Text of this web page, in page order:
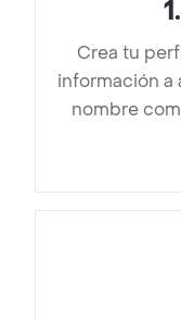
1.
Crea tu
información a
nombre